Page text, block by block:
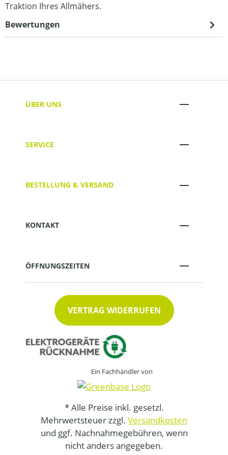
Traktion Ihres Allmähers.
Bewertungen
ÜBER UNS
SERVICE
BESTELLUNG & VERSAND
KONTAKT
ÖFFNUNGSZEITEN
VERTRAG WIDERRUFEN
Ein Fachhändler von
* Alle Preise inkl. gesetzl.
Mehrwertsteuer zzgl. Versandkosten
und ggf. Nachnahmegebühren, wenn
nicht anders angegeben.